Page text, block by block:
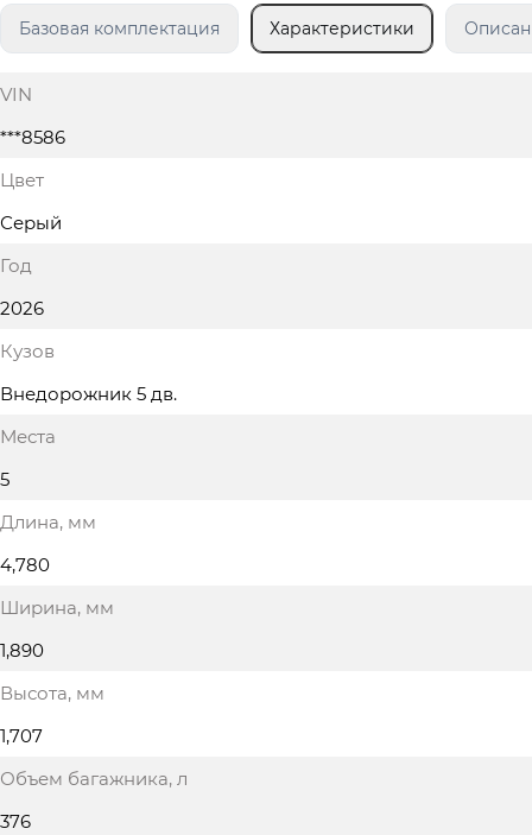
Базовая комплектация Характеристики
VIN
***8586
Цвет
Серый
Год
2026
Кузов
Внедорожник 5 дв.
Места
5
Длина, мм
4,780
Ширина, мм
1,890
Высота, мм
1,707
Объем багажника, л
376